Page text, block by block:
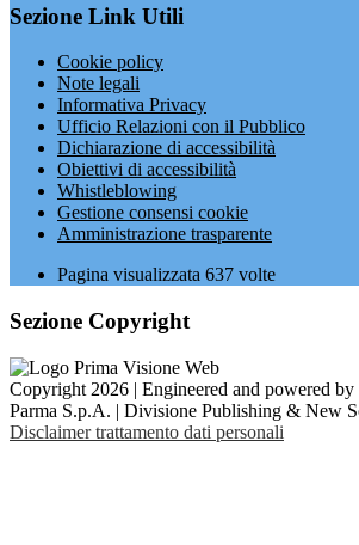
Sezione Link Utili
Cookie policy
Note legali
Informativa Privacy
Ufficio Relazioni con il Pubblico
Dichiarazione di accessibilità
Obiettivi di accessibilità
Whistleblowing
Gestione consensi cookie
Amministrazione trasparente
Pagina visualizzata 637 volte
Sezione Copyright
Copyright 2026 | Engineered and powered
Parma S.p.A. | Divisione Publishing & New
Disclaimer trattamento dati personali